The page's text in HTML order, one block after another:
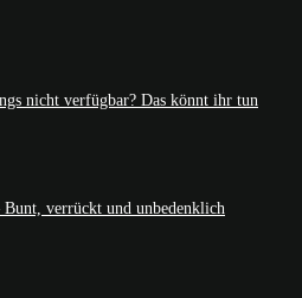
nicht verfügbar? Das könnt ihr tun
verrückt und unbedenklich